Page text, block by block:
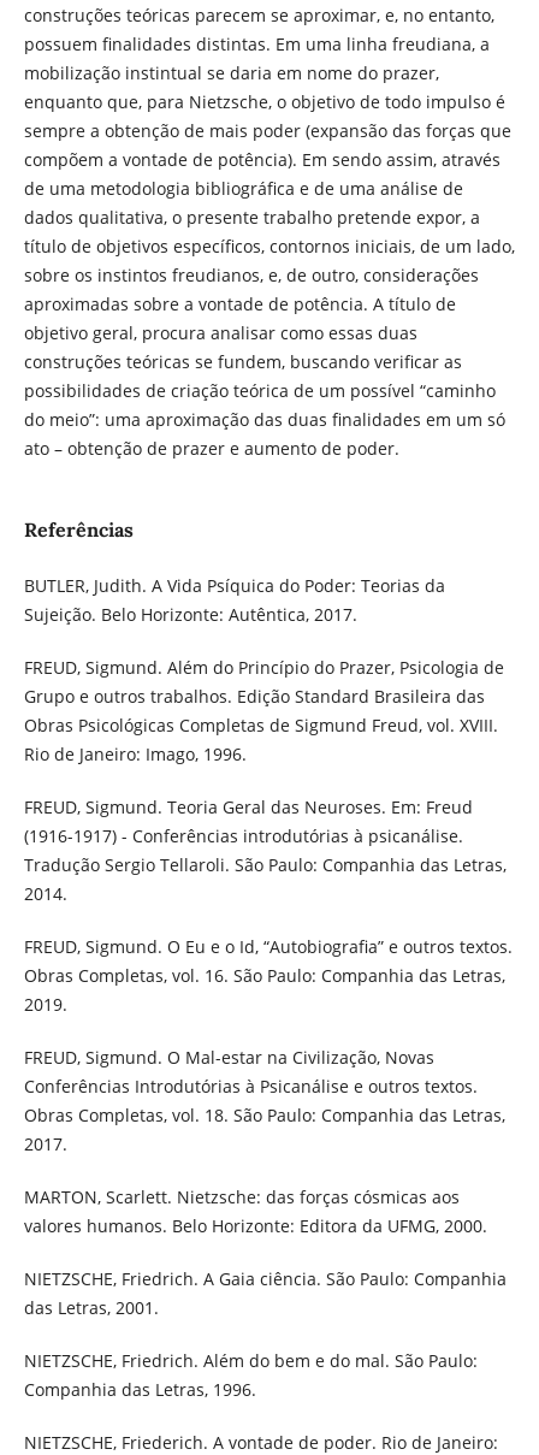
construções teóricas parecem se aproximar, e, no entanto,
possuem finalidades distintas. Em uma linha freudiana, a
mobilização instintual se daria em nome do prazer,
enquanto que, para Nietzsche, o objetivo de todo impulso é
sempre a obtenção de mais poder (expansão das forças que
compõem a vontade de potência). Em sendo assim, através
de uma metodologia bibliográfica e de uma análise de
dados qualitativa, o presente trabalho pretende expor, a
título de objetivos específicos, contornos iniciais, de um lado,
sobre os instintos freudianos, e, de outro, considerações
aproximadas sobre a vontade de potência. A título de
objetivo geral, procura analisar como essas duas
construções teóricas se fundem, buscando verificar as
possibilidades de criação teórica de um possível “caminho
do meio”: uma aproximação das duas finalidades em um só
ato – obtenção de prazer e aumento de poder.
Referências
BUTLER, Judith. A Vida Psíquica do Poder: Teorias da
Sujeição. Belo Horizonte: Autêntica, 2017.
FREUD, Sigmund. Além do Princípio do Prazer, Psicologia de
Grupo e outros trabalhos. Edição Standard Brasileira das
Obras Psicológicas Completas de Sigmund Freud, vol. XVIII.
Rio de Janeiro: Imago, 1996.
FREUD, Sigmund. Teoria Geral das Neuroses. Em: Freud
(1916-1917) - Conferências introdutórias à psicanálise.
Tradução Sergio Tellaroli. São Paulo: Companhia das Letras,
2014.
FREUD, Sigmund. O Eu e o Id, “Autobiografia” e outros textos.
Obras Completas, vol. 16. São Paulo: Companhia das Letras,
2019.
FREUD, Sigmund. O Mal-estar na Civilização, Novas
Conferências Introdutórias à Psicanálise e outros textos.
Obras Completas, vol. 18. São Paulo: Companhia das Letras,
2017.
MARTON, Scarlett. Nietzsche: das forças cósmicas aos
valores humanos. Belo Horizonte: Editora da UFMG, 2000.
NIETZSCHE, Friedrich. A Gaia ciência. São Paulo: Companhia
das Letras, 2001.
NIETZSCHE, Friedrich. Além do bem e do mal. São Paulo:
Companhia das Letras, 1996.
NIETZSCHE, Friederich. A vontade de poder. Rio de Janeiro: